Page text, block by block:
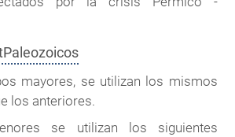
mayores, se utilizan los mismos
los anteriores.
se utilizan los siguientes